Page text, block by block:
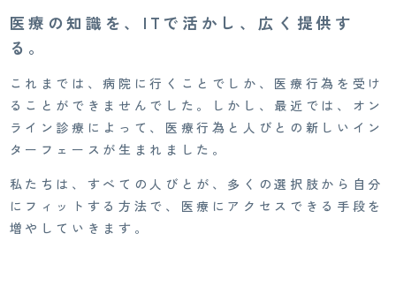
医療の知識を、ITで活かし、広く提供す
る。
これまでは、病院に行くことでしか、医療行為を受け
ることができませんでした。しかし、最近では、オン
ライン診療によって、医療行為と人びとの新しいイン
ターフェースが生まれました。
私たちは、すべての人びとが、多くの選択肢から自分
にフィットする方法で、医療にアクセスできる手段を
増やしていきます。